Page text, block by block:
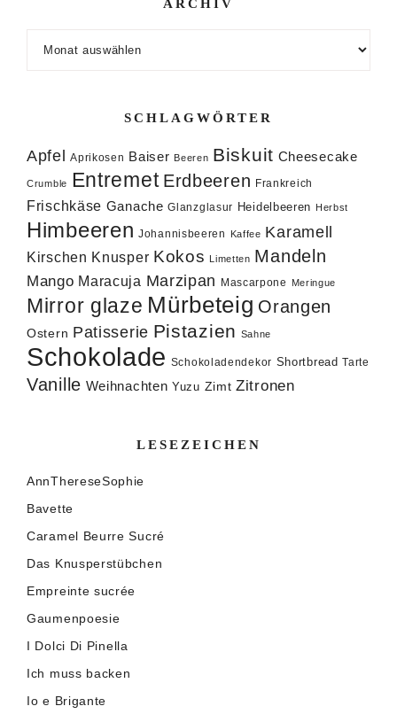
ARCHIV
SCHLAGWÖRTER
Apfel Aprikosen Baiser Beeren Biskuit Cheesecake
Crumble Entremet Erdbeeren Frankreich
Frischkäse Ganache Glanzglasur Heidelbeeren Herbst
Himbeeren Johannisbeeren Kaffee Karamell
Kirschen Knusper Kokos Limetten Mandeln
Mango Maracuja Marzipan Mascarpone Meringue
Mirror glaze Mürbeteig Orangen
Ostern Patisserie Pistazien Sahne
Schokolade Schokoladendekor Shortbread Tarte
Vanille Weihnachten Yuzu Zimt Zitronen
LESEZEICHEN
AnnThereseSophie
Bavette
Caramel Beurre Sucré
Das Knusperstübchen
Empreinte sucrée
Gaumenpoesie
I Dolci Di Pinella
Ich muss backen
Io e Brigante